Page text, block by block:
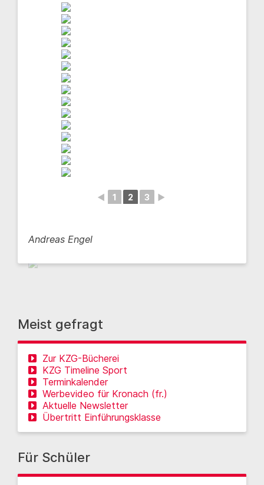
◄ 1 2 3 ►
Andreas Engel
Meist gefragt
Zur KZG-Bücherei
KZG Timeline Sport
Terminkalender
Werbevideo für Kronach (fr.)
Aktuelle Newsletter
Übertritt Einführungsklasse
Für Schüler